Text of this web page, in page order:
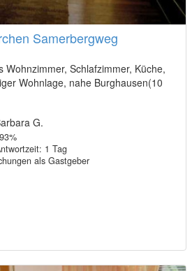
Samerbergweg
Wohnzimmer, Schlafzimmer, Küche,
Wohnlage, nahe Burghausen(10
G.
1 Tag
als Gastgeber